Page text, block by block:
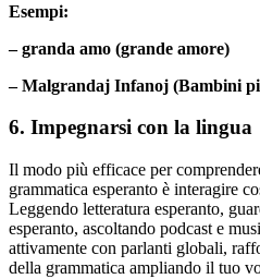
Esempi:
– granda amo (grande amore)
– Malgrandaj Infanoj (Bambini
6. Impegnarsi con la lingua
Il modo più efficace per
grammatica esperanto è interagire
Leggendo letteratura esperanto,
esperanto, ascoltando podcast e
attivamente con parlanti globali,
della grammatica ampliando il tuo